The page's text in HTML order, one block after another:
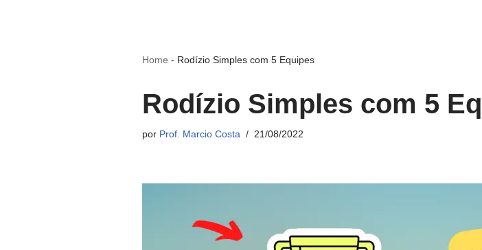
Home - Rodízio Simples com 5 Equipes
Rodízio Simples com 5
por Prof. Marcio Costa 21/08/2022